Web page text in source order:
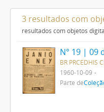
3 resultados com
resultados com objetos
N° 19 | 09
BR PRCEDHIS
1960-10-09
Parte de